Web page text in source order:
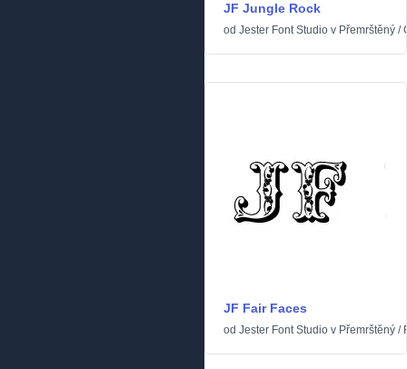
JF Jungle Rock
od Jester Font Studio v Přemrštěný /
JF Fair Faces
od Jester Font Studio v Přemrštěný /